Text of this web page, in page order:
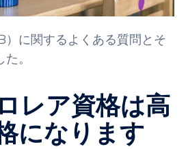
）に関するよくある質問とそ
。
レア資格は高
になります